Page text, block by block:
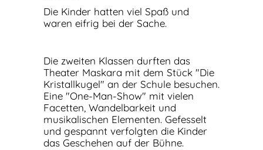
Die Kinder hatten viel Spaß und
waren eifrig bei der Sache.
Die zweiten Klassen durften das
Theater Maskara mit dem Stück "Die
Kristallkugel" an der Schule besuchen.
Eine "One-Man-Show" mit vielen
Facetten, Wandelbarkeit und
musikalischen Elementen. Gefesselt
und gespannt verfolgten die Kinder
das Geschehen auf der Bühne.